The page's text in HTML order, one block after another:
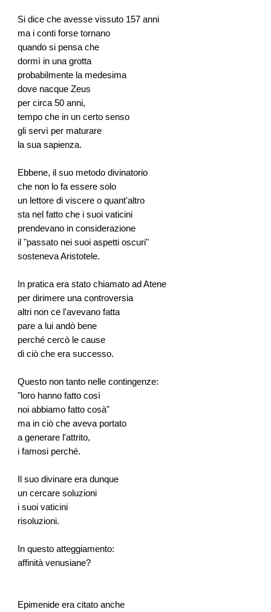
Si dice che avesse vissuto 157 anni
ma i conti forse tornano
quando si pensa che
dormì in una grotta
probabilmente la medesima
dove nacque Zeus
per circa 50 anni,
tempo che in un certo senso
gli servì per maturare
la sua sapienza.
Ebbene, il suo metodo divinatorio
che non lo fa essere solo
un lettore di viscere o quant'altro
sta nel fatto che i suoi vaticini
prendevano in considerazione
il "passato nei suoi aspetti oscuri"
sosteneva Aristotele.
In pratica era stato chiamato ad Atene
per dirimere una controversia
altri non ce l'avevano fatta
pare a lui andò bene
perché cercò le cause
di ciò che era successo.
Questo non tanto nelle contingenze:
"loro hanno fatto così
noi abbiamo fatto cosà"
ma in ciò che aveva portato
a generare l'attrito,
i famosi perché.
Il suo divinare era dunque
un cercare soluzioni
i suoi vaticini
risoluzioni.
In questo atteggiamento:
affinità venusiane?
Epimenide era citato anche